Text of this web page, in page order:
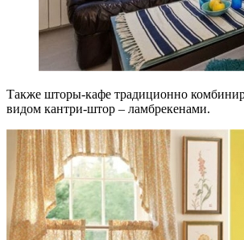
Также шторы-кафе традиционно
видом кантри-штор – ламбрекенами.